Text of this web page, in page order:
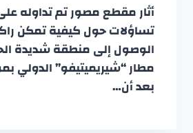
أثار مقطع مصور تم تداوله
تساؤلات حول كيفية تمكن
الوصول إلى منطقة شديدة
مطار “شيريميتيفو” الدولي
بعد أن…